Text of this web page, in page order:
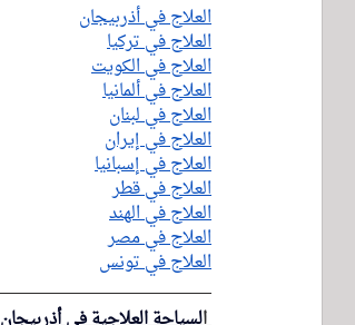
العلاج في أذربيجان
العلاج في تركيا
العلاج في الكويت
العلاج في ألمانيا
العلاج في لبنان
العلاج في إيران
العلاج في إسبانيا
العلاج في قطر
العلاج في الهند
العلاج في مصر
العلاج في تونس